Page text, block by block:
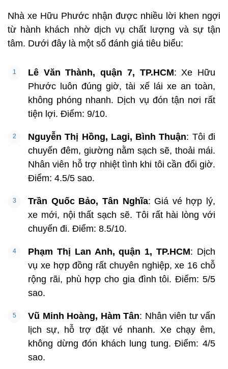
Nhà xe Hữu Phước nhận được nhiều lời khen ngợi
từ hành khách nhờ dịch vụ chất lượng và sự tận
tâm. Dưới đây là một số đánh giá tiêu biểu:
Lê Văn Thành, quận 7, TP.HCM: Xe Hữu
Phước luôn đúng giờ, tài xế lái xe an toàn,
không phóng nhanh. Dịch vụ đón tận nơi rất
tiện lợi. Điểm: 9/10.
Nguyễn Thị Hồng, Lagi, Bình Thuận: Tôi đi
chuyến đêm, giường nằm sạch sẽ, thoải mái.
Nhân viên hỗ trợ nhiệt tình khi tôi cần đổi giờ.
Điểm: 4.5/5 sao.
Trần Quốc Bảo, Tân Nghĩa: Giá vé hợp lý,
xe mới, nội thất sạch sẽ. Tôi rất hài lòng với
chuyến đi. Điểm: 8.5/10.
Phạm Thị Lan Anh, quận 1, TP.HCM: Dịch
vụ xe hợp đồng rất chuyên nghiệp, xe 16 chỗ
rộng rãi, phù hợp cho gia đình tôi. Điểm: 5/5
sao.
Vũ Minh Hoàng, Hàm Tân: Nhân viên tư vấn
lịch sự, hỗ trợ đặt vé nhanh. Xe chạy êm,
không dừng đón khách lung tung. Điểm: 4/5
sao.